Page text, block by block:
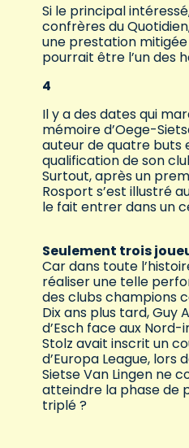
Si le principal
confrères du
une prestation mitigée
pourrait être l’un des
4
Il y a des dates qui
mémoire d’Oege-
auteur de quatre buts
qualification de son
Surtout, après un
Rosport s’est illustré
le fait entrer dans un
Seulement trois
Car dans toute
réaliser une telle
des clubs champions
Dix ans plus tard, Guy
d’Esch face aux
Stolz avait inscrit un
d’Europa League, lors
Sietse Van Lingen ne
atteindre la phase de
triplé ?